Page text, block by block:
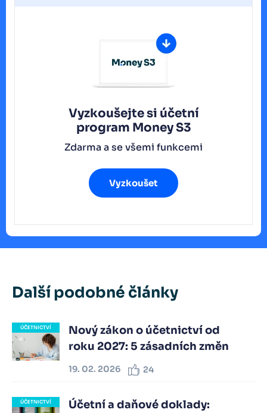
Vyzkoušejte si účetní
program Money S3
Zdarma a se všemi funkcemi
Vyzkoušet
Další podobné články
ÚČETNICTVÍ
Nový zákon o účetnictví od
roku 2027: 5 zásadních změn
19. 02. 2026 24
ÚČETNICTVÍ
Účetní a daňové doklady: